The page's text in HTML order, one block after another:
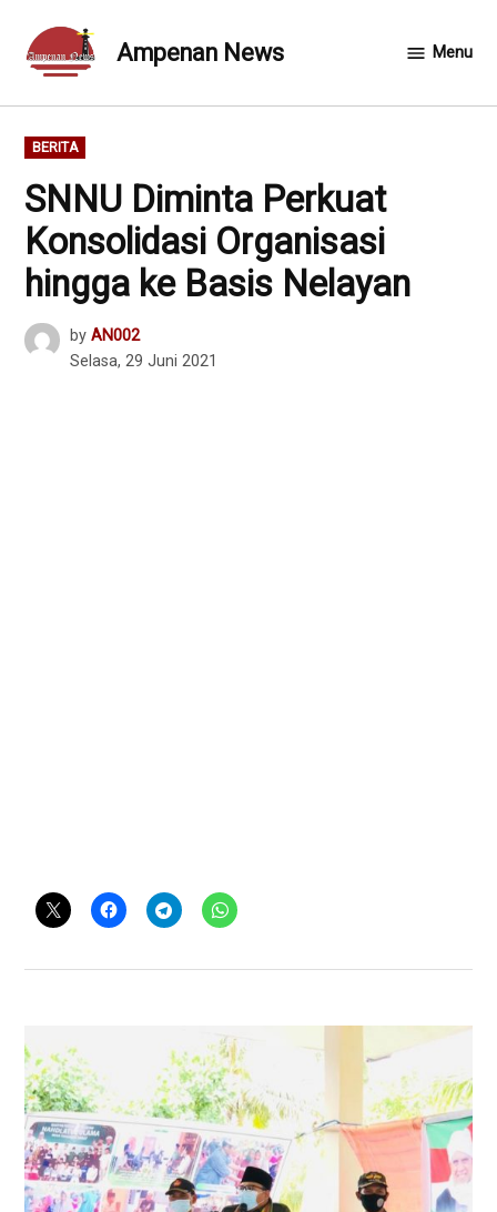
content
Ampenan News Menu
POSTED
IN
BERITA
SNNU Diminta Perkuat
Konsolidasi Organisasi
hingga ke Basis Nelayan
by AN002
Selasa, 29 Juni 2021